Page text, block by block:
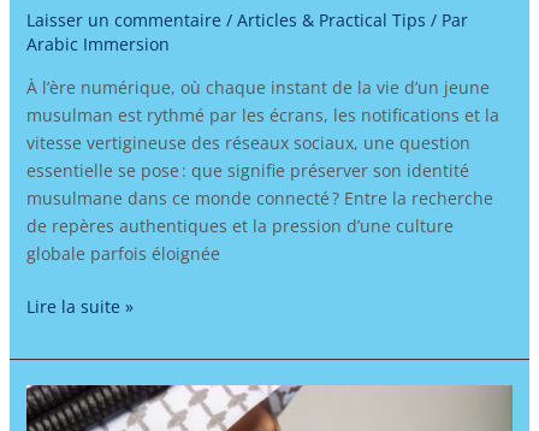
Laisser un commentaire / Articles & Practical Tips / Par
Arabic Immersion
À l’ère numérique, où chaque instant de la vie d’un jeune
musulman est rythmé par les écrans, les notifications et la
vitesse vertigineuse des réseaux sociaux, une question
essentielle se pose : que signifie préserver son identité
musulmane dans ce monde connecté ? Entre la recherche
de repères authentiques et la pression d’une culture
globale parfois éloignée
Lire la suite »
Apprendre
l’arabe